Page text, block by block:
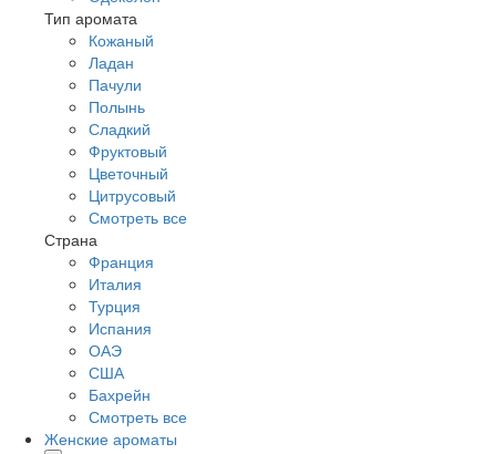
Тип аромата
Кожаный
Ладан
Пачули
Полынь
Сладкий
Фруктовый
Цветочный
Цитрусовый
Смотреть все
Страна
Франция
Италия
Турция
Испания
ОАЭ
США
Бахрейн
Смотреть все
Женские ароматы